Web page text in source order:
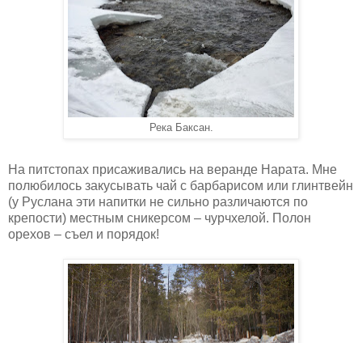
Река Баксан.
На питстопах присаживались на веранде Нарата. Мне
полюбилось закусывать чай с барбарисом или глинтвейн
(у Руслана эти напитки не сильно различаются по
крепости) местным сникерсом – чурчхелой. Полон
орехов – съел и порядок!